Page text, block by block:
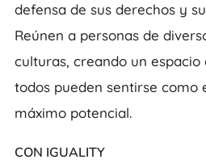
defensa de sus derechos y
Reúnen a personas de
culturas, creando un
todos pueden sentirse como
máximo potencial.
CON IGUALITY